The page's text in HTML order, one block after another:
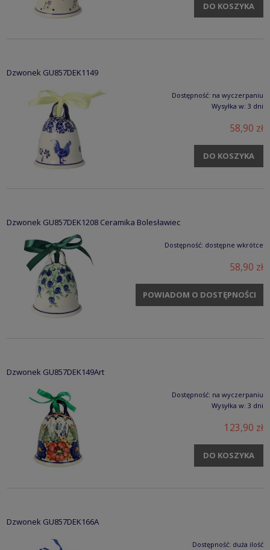
DO KOSZYKA
Dzwonek GU857DEK1149
Dostępność: na wyczerpaniu
Wysyłka w: 3 dni
58,90 zł
DO KOSZYKA
Dzwonek GU857DEK1208 Ceramika Bolesławiec
Dostępność: dostępne wkrótce
58,90 zł
POWIADOM O DOSTĘPNOŚCI
Dzwonek GU857DEK149Art
Dostępność: na wyczerpaniu
Wysyłka w: 3 dni
123,90 zł
DO KOSZYKA
Dzwonek GU857DEK166A
Dostępność: duża ilość